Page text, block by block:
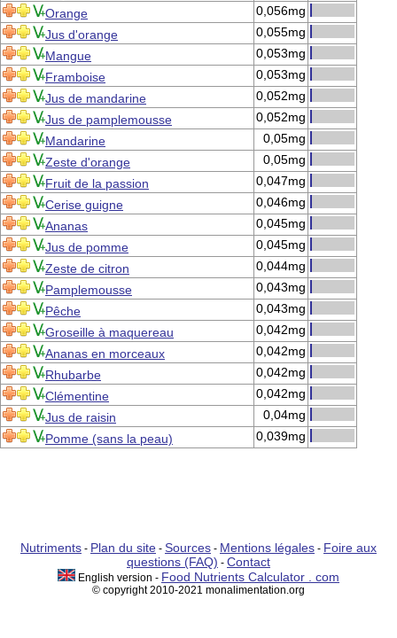
Orange
0,056mg
Jus d'orange
0,055mg
Mangue
0,053mg
Framboise
0,053mg
Jus de mandarine
0,052mg
Jus de pamplemousse
0,052mg
Mandarine
0,05mg
Zeste d'orange
0,05mg
Fruit de la passion
0,047mg
Cerise guigne
0,046mg
Ananas
0,045mg
Jus de pomme
0,045mg
Zeste de citron
0,044mg
Pamplemousse
0,043mg
Pêche
0,043mg
Groseille à maquereau
0,042mg
Ananas en morceaux
0,042mg
Rhubarbe
0,042mg
Clémentine
0,042mg
Jus de raisin
0,04mg
Pomme (sans la peau)
0,039mg
Nutriments - Plan du site - Sources - Mentions légales - Foire aux
questions (FAQ) - Contact
English version - Food Nutrients Calculator . com
© copyright 2010-2021 monalimentation.org